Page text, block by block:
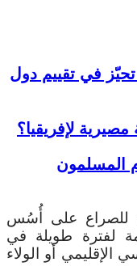
في تقييم دول
مصيرية لإفريقيا؟
المسلمون
للصراع على أُسُس
لفترة طويلة في
الإقليمي أو الولاء